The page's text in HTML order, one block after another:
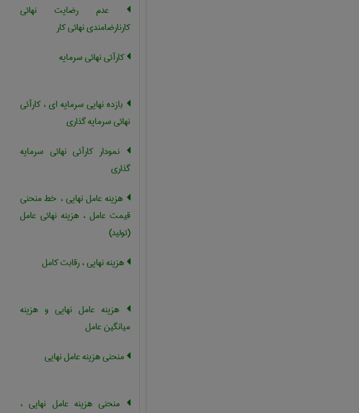
عدم رضایت نهائی
کارنارضامندی نهائی کار
کارآئی نهائی سرمایه
بازده نهایی سرمایه ای ، کارآئی
نهائی سرمایه گذاری
نمودار کارآئی نهائی سرمایه
گذاری
هزینه عامل نهایی ، خط منحنی
قیمت عامل ، هزینه نهائی عامل
(تولید)
هزینه نهایی ، رقابت کامل
هزینه عامل نهایی و هزینه
میانگین عامل
منحنی هزینه عامل نهایی
منحنی هزینه عامل نهایی ،